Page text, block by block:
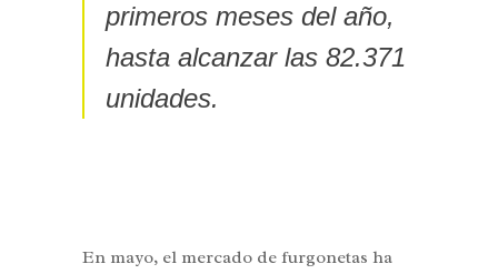
primeros meses del año,
hasta alcanzar las 82.371
unidades.
En mayo, el mercado de furgonetas ha